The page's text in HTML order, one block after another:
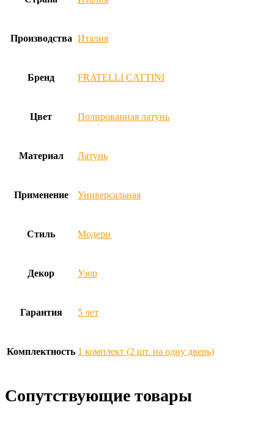
Производства Италия
Бренд FRATELLI CATTINI
Цвет Полированная латунь
Материал Латунь
Применение Универсальная
Стиль Модерн
Декор Узор
Гарантия 5 лет
Комплектность 1 комплект (2 шт. на одну дверь)
Сопутствующие товары